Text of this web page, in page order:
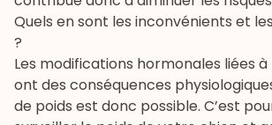
Quels en sont les inconvénients et
?
Les modifications hormonales liées
ont des conséquences
de poids est donc possible. C’est